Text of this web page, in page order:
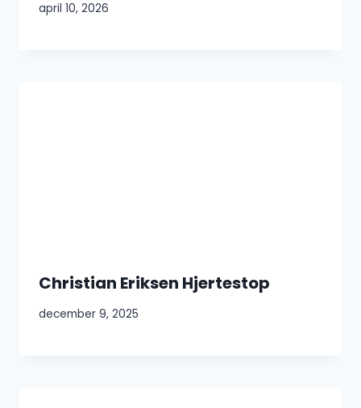
april 10, 2026
Christian Eriksen Hjertestop
december 9, 2025